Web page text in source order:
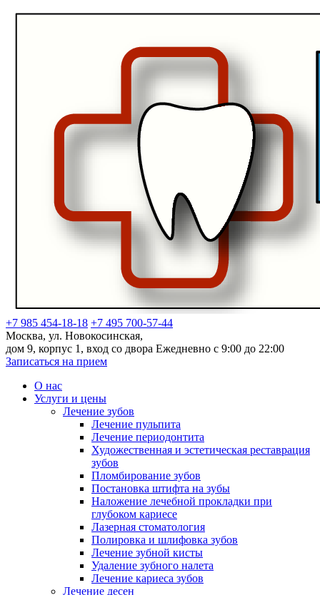
+7 985 454-18-18 +7 495 700-57-44
Москва, ул. Новокосинская,
дом 9, корпус 1, вход со двора Ежедневно с 9:00 до 22:00
Записаться на прием
О нас
Услуги и цены
Лечение зубов
Лечение пульпита
Лечение периодонтита
Художественная и эстетическая реставрация
зубов
Пломбирование зубов
Постановка штифта на зубы
Наложение лечебной прокладки при
глубоком кариесе
Лазерная стоматология
Полировка и шлифовка зубов
Лечение зубной кисты
Удаление зубного налета
Лечение кариеса зубов
Лечение десен